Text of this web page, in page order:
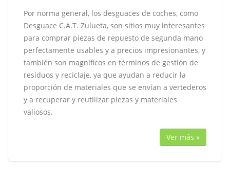
Por norma general, los desguaces de coches, como
Desguace C.A.T. Zulueta, son sitios muy interesantes
para comprar piezas de repuesto de segunda mano
perfectamente usables y a precios impresionantes, y
también son magníficos en términos de gestión de
residuos y reciclaje, ya que ayudan a reducir la
proporción de materiales que se envían a vertederos
y a recuperar y reutilizar piezas y materiales
valiosos.
Ver más »